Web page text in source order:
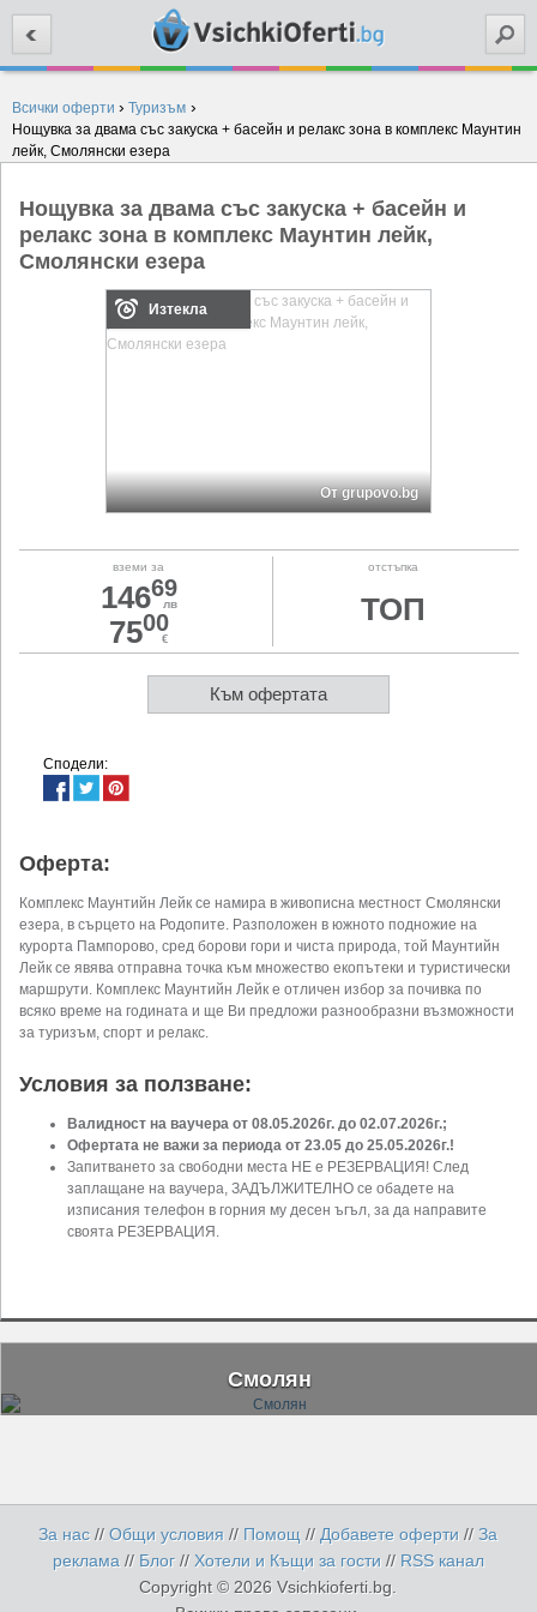
Всички оферти › Туризъм ›
Нощувка за двама със закуска + басейн и релакс зона в комплекс Маунтин
лейк, Смолянски езера
Нощувка за двама със закуска + басейн и
релакс зона в комплекс Маунтин лейк,
Смолянски езера
Изтекла
От grupovo.bg
вземи за
14669
лв
7500
€
отстъпка
ТОП
Към офертата
Сподели:
Оферта:
Комплекс Маунтийн Лейк се намира в живописна местност Смолянски
езера, в сърцето на Родопите. Разположен в южното подножие на
курорта Пампорово, сред борови гори и чиста природа, той Маунтийн
Лейк се явява отправна точка към множество екопътеки и туристически
маршрути. Комплекс Маунтийн Лейк е отличен избор за почивка по
всяко време на годината и ще Ви предложи разнообразни възможности
за туризъм, спорт и релакс.
Условия за ползване:
Валидност на ваучера от 08.05.2026г. до 02.07.2026г.;
Офертата не важи за периода от 23.05 до 25.05.2026г.!
Запитването за свободни места НЕ е РЕЗЕРВАЦИЯ! След
заплащане на ваучера, ЗАДЪЛЖИТЕЛНО се обадете на
изписания телефон в горния му десен ъгъл, за да направите
своята РЕЗЕРВАЦИЯ.
Смолян
За нас //Общи условия // Помощ //Добавете оферти//За
реклама // Блог //Хотели и Къщи за гости // RSS канал
Copyright © 2026 Vsichkioferti.bg.